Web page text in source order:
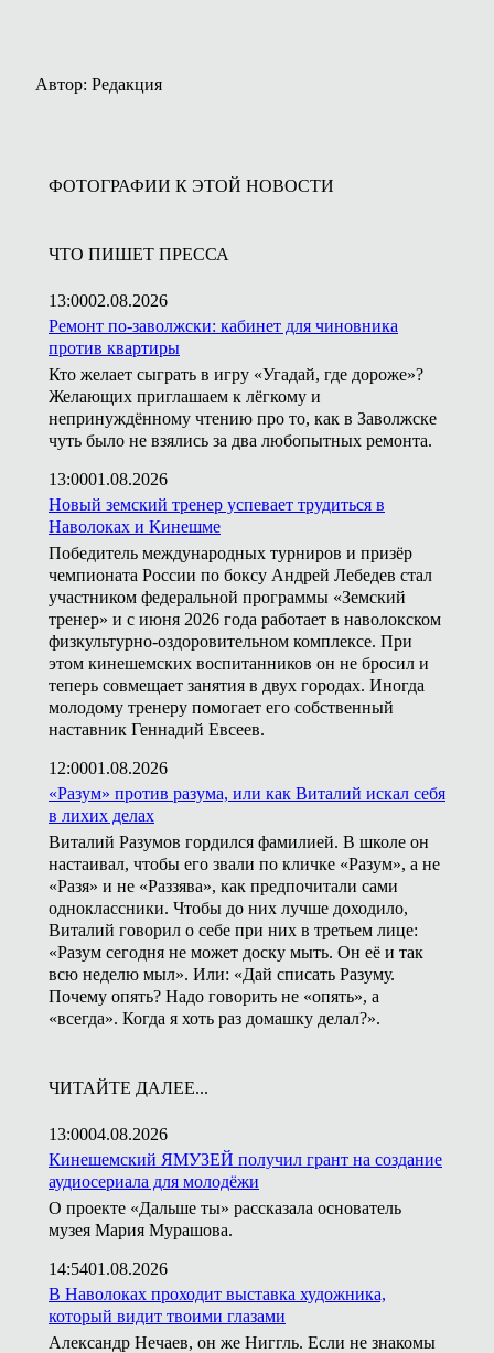
Автор: Редакция
ФОТОГРАФИИ К ЭТОЙ НОВОСТИ
ЧТО ПИШЕТ ПРЕССА
13:0002.08.2026
Ремонт по-заволжски: кабинет для чиновника
против квартиры
Кто желает сыграть в игру «Угадай, где дороже»?
Желающих приглашаем к лёгкому и
непринуждённому чтению про то, как в Заволжске
чуть было не взялись за два любопытных ремонта.
13:0001.08.2026
Новый земский тренер успевает трудиться в
Наволоках и Кинешме
Победитель международных турниров и призёр
чемпионата России по боксу Андрей Лебедев стал
участником федеральной программы «Земский
тренер» и с июня 2026 года работает в наволокском
физкультурно-оздоровительном комплексе. При
этом кинешемских воспитанников он не бросил и
теперь совмещает занятия в двух городах. Иногда
молодому тренеру помогает его собственный
наставник Геннадий Евсеев.
12:0001.08.2026
«Разум» против разума, или как Виталий искал себя
в лихих делах
Виталий Разумов гордился фамилией. В школе он
настаивал, чтобы его звали по кличке «Разум», а не
«Разя» и не «Раззява», как предпочитали сами
одноклассники. Чтобы до них лучше доходило,
Виталий говорил о себе при них в третьем лице:
«Разум сегодня не может доску мыть. Он её и так
всю неделю мыл». Или: «Дай списать Разуму.
Почему опять? Надо говорить не «опять», а
«всегда». Когда я хоть раз домашку делал?».
ЧИТАЙТЕ ДАЛЕЕ...
13:0004.08.2026
Кинешемский ЯМУЗЕЙ получил грант на создание
аудиосериала для молодёжи
О проекте «Дальше ты» рассказала основатель
музея Мария Мурашова.
14:5401.08.2026
В Наволоках проходит выставка художника,
который видит твоими глазами
Александр Нечаев, он же Ниггль. Если не знакомы